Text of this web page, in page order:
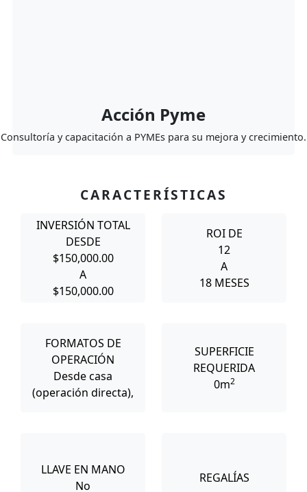
Acción Pyme
Consultoría y capacitación a PYMEs para su mejora y crecimiento.
CARACTERÍSTICAS
INVERSIÓN TOTAL
DESDE
$150,000.00
A
$150,000.00
ROI DE
12
A
18 MESES
FORMATOS DE
OPERACIÓN
Desde casa
(operación directa),
SUPERFICIE
REQUERIDA
0m2
LLAVE EN MANO
No
REGALÍAS